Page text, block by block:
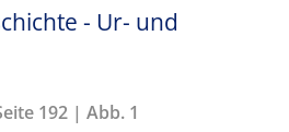
- Ur- und
192 | Abb. 1